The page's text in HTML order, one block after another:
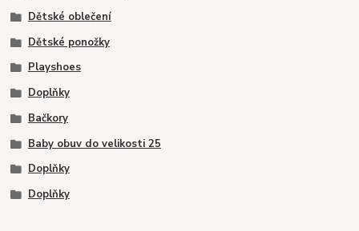
Dětské oblečení
Dětské ponožky
Playshoes
Doplňky
Bačkory
Baby obuv do velikosti 25
Doplňky
Doplňky